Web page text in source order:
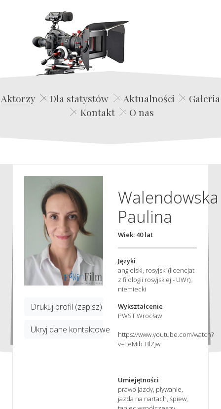
Edwin Film Agencja Aktorska
Aktorzy Dla statystów Aktualności
Galeria
Kontakt
O nas
Drukuj profil (zapisz)
Ukryj dane kontaktowe
Walendowska
Paulina
Wiek: 40 lat
Języki
angielski, rosyjski (licencjat
z filologii rosyjskiej - UWr),
niemiecki
Wykształcenie
PWST Wrocław
https://www.youtube.com/watch?
v=LeMib_BlZjw
Umiejętności
prawo jazdy, pływanie,
jazda na nartach, śpiew,